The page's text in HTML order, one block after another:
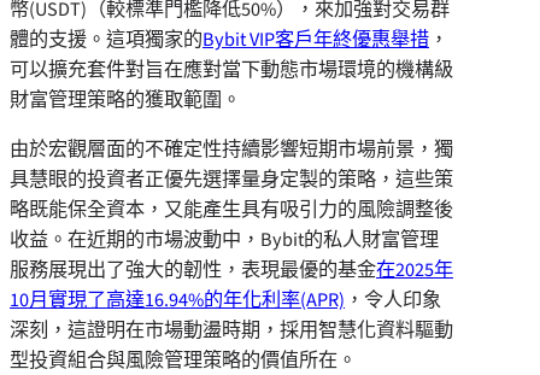
幣(USDT)（較標準門檻降低50%），來加強對交易群
體的支援。這項獨家的Bybit VIP客戶年終優惠舉措 ，
可以擴充套件對旨在應對當下動態市場環境的機構級
財富管理策略的獲取範圍。
由於宏觀層面的不確定性持續影響短期市場前景，獨
具慧眼的投資者正優先選擇量身定製的策略，這些策
略既能保全資本，又能產生具有吸引力的風險調整後
收益。在近期的市場波動中，Bybit的私人財富管理
服務展現出了強大的韌性，表現最優的基金在2025年
10月實現了高達16.94%的年化利率(APR) ，令人印象
深刻，這證明在市場動盪時期，採用智慧化資料驅動
型投資組合與風險管理策略的價值所在。